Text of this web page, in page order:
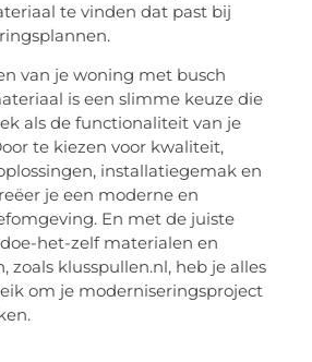
te vinden dat past bij
van je woning met busch
is een slimme keuze die
als de functionaliteit van je
te kiezen voor kwaliteit,
installatiegemak en
je een moderne en
En met de juiste
het-zelf materialen en
zoals klusspullen.nl, heb je alles
om je moderniseringsproject